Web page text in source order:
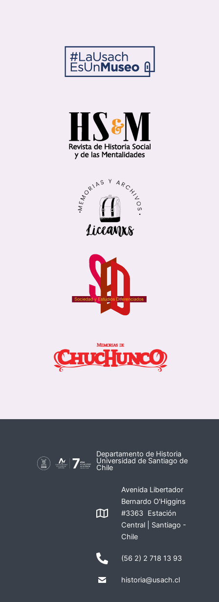
Departamento de Historia
Universidad de Santiago de
Chile
Avenida Libertador
Bernardo O'Higgins
#3363 Estación
Central | Santiago -
Chile
(56 2) 2 718 13 93
historia@usach.cl